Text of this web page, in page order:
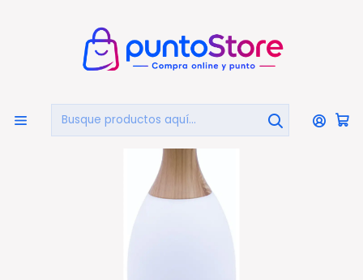
Inicio HOGAR Y DECORACIÓN
Difusores Y Aromatizadores
Humidificador Y Difusor De Aromas 300ml - Ps